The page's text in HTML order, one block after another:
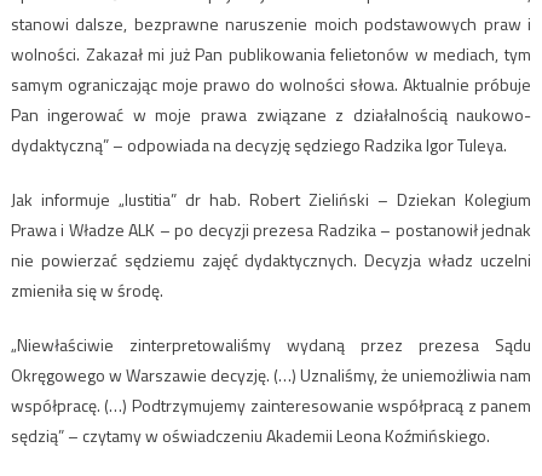
stanowi dalsze, bezprawne naruszenie moich podstawowych praw i
wolności. Zakazał mi już Pan publikowania felietonów w mediach, tym
samym ograniczając moje prawo do wolności słowa. Aktualnie próbuje
Pan ingerować w moje prawa związane z działalnością naukowo-
dydaktyczną” – odpowiada na decyzję sędziego Radzika Igor Tuleya.
Jak informuje „Iustitia” dr hab. Robert Zieliński – Dziekan Kolegium
Prawa i Władze ALK – po decyzji prezesa Radzika – postanowił jednak
nie powierzać sędziemu zajęć dydaktycznych. Decyzja władz uczelni
zmieniła się w środę.
„Niewłaściwie zinterpretowaliśmy wydaną przez prezesa Sądu
Okręgowego w Warszawie decyzję. (…) Uznaliśmy, że uniemożliwia nam
współpracę. (…) Podtrzymujemy zainteresowanie współpracą z panem
sędzią” – czytamy w oświadczeniu Akademii Leona Koźmińskiego.